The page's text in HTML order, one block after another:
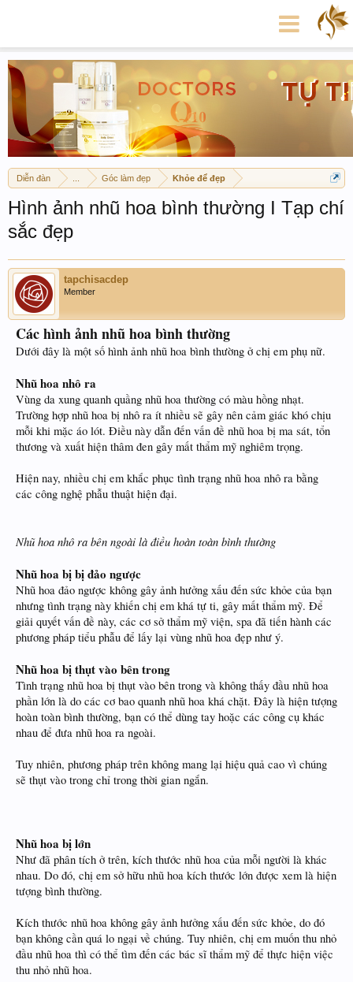
Diễn đàn Góc làm đẹp Khỏe để đẹp
Hình ảnh nhũ hoa bình thường I Tạp chí
sắc đẹp
tapchisacdep
Member
Các hình ảnh nhũ hoa bình thường
Dưới đây là một số hình ảnh nhũ hoa bình thường ở chị em phụ nữ.
Nhũ hoa nhô ra
Vùng da xung quanh quầng nhũ hoa thường có màu hồng nhạt.
Trường hợp nhũ hoa bị nhô ra ít nhiều sẽ gây nên cảm giác khó chịu
mỗi khi mặc áo lót. Điều này dẫn đến vấn đề nhũ hoa bị ma sát, tổn
thương và xuất hiện thâm đen gây mất thẩm mỹ nghiêm trọng.
Hiện nay, nhiều chị em khắc phục tình trạng nhũ hoa nhô ra bằng
các công nghệ phẫu thuật hiện đại.
Nhũ hoa nhô ra bên ngoài là điều hoàn toàn bình thường
Nhũ hoa bị bị đảo ngược
Nhũ hoa đảo ngược không gây ảnh hưởng xấu đến sức khỏe của bạn
nhưng tình trạng này khiến chị em khá tự ti, gây mất thẩm mỹ. Để
giải quyết vấn đề này, các cơ sở thẩm mỹ viện, spa đã tiến hành các
phương pháp tiểu phẫu để lấy lại vùng nhũ hoa đẹp như ý.
Nhũ hoa bị thụt vào bên trong
Tình trạng nhũ hoa bị thụt vào bên trong và không thấy đầu nhũ hoa
phần lớn là do các cơ bao quanh nhũ hoa khá chặt. Đây là hiện tượng
hoàn toàn bình thường, bạn có thể dùng tay hoặc các công cụ khác
nhau để đưa nhũ hoa ra ngoài.
Tuy nhiên, phương pháp trên không mang lại hiệu quả cao vì chúng
sẽ thụt vào trong chỉ trong thời gian ngắn.
Nhũ hoa bị lớn
Như đã phân tích ở trên, kích thước nhũ hoa của mỗi người là khác
nhau. Do đó, chị em sở hữu nhũ hoa kích thước lớn được xem là hiện
tượng bình thường.
Kích thước nhũ hoa không gây ảnh hưởng xấu đến sức khỏe, do đó
bạn không cần quá lo ngại về chúng. Tuy nhiên, chị em muốn thu nhỏ
đầu nhũ hoa thì có thể tìm đến các bác sĩ thẩm mỹ để thực hiện việc
thu nhỏ nhũ hoa.